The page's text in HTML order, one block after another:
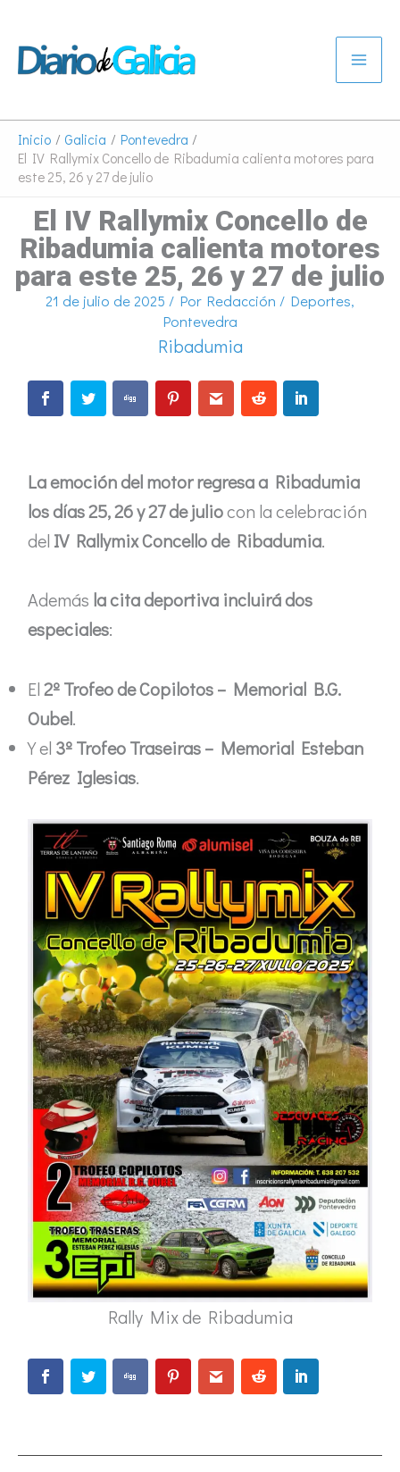
contenido
Inicio Galicia
Pontevedra
El IV Rallymix Concello de Ribadumia calienta motores para
este 25, 26 y 27 de julio
El IV Rallymix Concello de
Ribadumia calienta motores
para este 25, 26 y 27 de julio
21 de julio de 2025 / Por Redacción / Deportes,
Pontevedra
Ribadumia
La emoción del motor regresa a Ribadumia
los días 25, 26 y 27 de juliocon la celebración
del IV Rallymix Concello de Ribadumia.
Además la cita deportiva incluirá dos
especiales:
El2º Trofeo de Copilotos – Memorial B.G.
Oubel.
Y el 3º Trofeo Traseiras – Memorial Esteban
Pérez Iglesias.
Rally Mix de Ribadumia